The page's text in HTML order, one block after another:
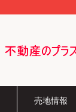
売地情報